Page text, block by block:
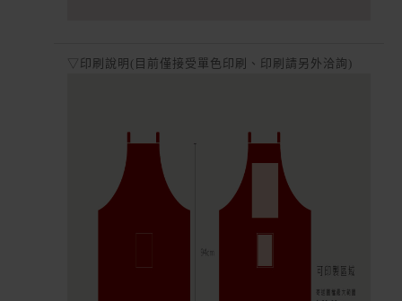
▽印刷說明(目前僅接受單色印刷、印刷請另外洽詢)